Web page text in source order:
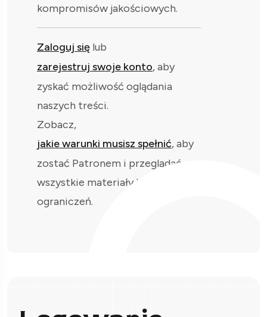
kompromisów jakościowych.
Zaloguj się lub
zarejestruj swoje konto, aby
zyskać możliwość oglądania
naszych treści.
Zobacz,
jakie warunki musisz spełnić, aby
zostać Patronem i przeglądać
wszystkie materiały bez
ograniczeń.